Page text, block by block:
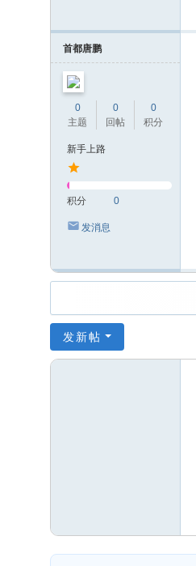
首都唐鹏
0
主题
0
回帖
0
积分
新手上路
积分 0
发消息
发新帖